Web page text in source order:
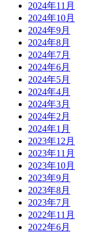
2024年11月
2024年10月
2024年9月
2024年8月
2024年7月
2024年6月
2024年5月
2024年4月
2024年3月
2024年2月
2024年1月
2023年12月
2023年11月
2023年10月
2023年9月
2023年8月
2023年7月
2022年11月
2022年6月